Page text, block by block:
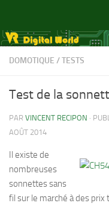
DOMOTIQUE /TESTS
Test de la
PAR VINCENT RECIPON ·
AOÛT 2014
Il existe de
nombreuses
sonnettes sans
fil sur le marché à des